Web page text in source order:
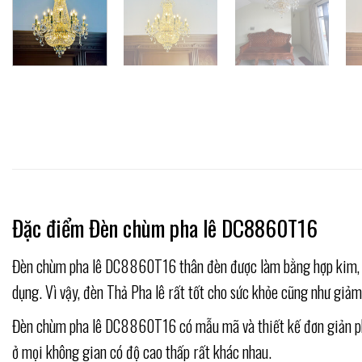
Đặc điểm Đèn chùm pha lê DC8860T16
Đèn chùm pha lê DC8860T16 thân đèn được làm bằng hợp
dụng. Vì vậy, đèn Thả Pha lê rất tốt cho sức khỏe cũng như
Đèn chùm pha lê DC8860T16 có mẫu mã và thiết kế đơn giản
ở mọi không gian có độ cao thấp rất khác nhau.